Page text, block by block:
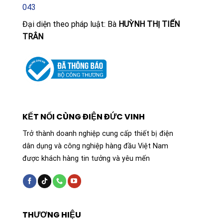
043
Đại diện theo pháp luật: Bà HUỲNH THỊ TIẾN
TRÂN
THƯƠNG HIỆU
KẾT NỐI CÙNG ĐIỆN ĐỨC VINH
Trở thành doanh nghiệp cung cấp thiết bị điện
dân dụng và công nghiệp hàng đầu Việt Nam
được khách hàng tin tưởng và yêu mến